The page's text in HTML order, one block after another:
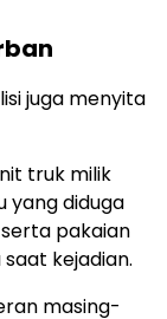
juga menyita
truk milik
yang diduga
pakaian
kejadian.
masing-